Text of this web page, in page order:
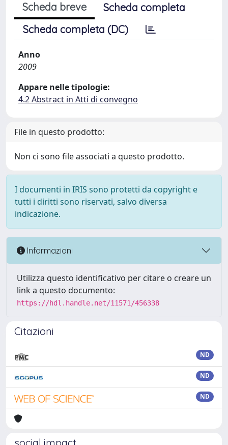
Scheda breve
Scheda completa
Scheda completa (DC)
Anno
2009
Appare nelle tipologie:
4.2 Abstract in Atti di convegno
File in questo prodotto:
Non ci sono file associati a questo prodotto.
I documenti in IRIS sono protetti da copyright e
tutti i diritti sono riservati, salvo diversa
indicazione.
Informazioni
Utilizza questo identificativo per citare o creare un
link a questo documento:
https://hdl.handle.net/11571/456338
Citazioni
ND
ND
ND